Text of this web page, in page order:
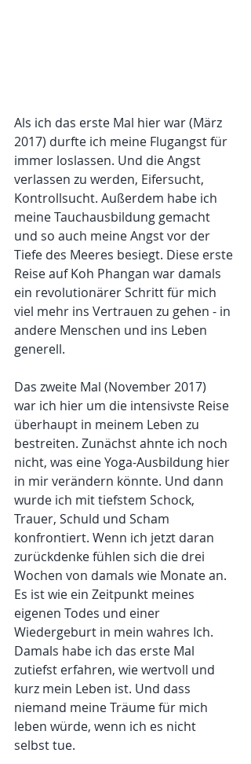
Als ich das erste Mal hier war (März
2017) durfte ich meine Flugangst für
immer loslassen. Und die Angst
verlassen zu werden, Eifersucht,
Kontrollsucht. Außerdem habe ich
meine Tauchausbildung gemacht
und so auch meine Angst vor der
Tiefe des Meeres besiegt. Diese erste
Reise auf Koh Phangan war damals
ein revolutionärer Schritt für mich
viel mehr ins Vertrauen zu gehen - in
andere Menschen und ins Leben
generell.
Das zweite Mal (November 2017)
war ich hier um die intensivste Reise
überhaupt in meinem Leben zu
bestreiten. Zunächst ahnte ich noch
nicht, was eine Yoga-Ausbildung hier
in mir verändern könnte. Und dann
wurde ich mit tiefstem Schock,
Trauer, Schuld und Scham
konfrontiert. Wenn ich jetzt daran
zurückdenke fühlen sich die drei
Wochen von damals wie Monate an.
Es ist wie ein Zeitpunkt meines
eigenen Todes und einer
Wiedergeburt in mein wahres Ich.
Damals habe ich das erste Mal
zutiefst erfahren, wie wertvoll und
kurz mein Leben ist. Und dass
niemand meine Träume für mich
leben würde, wenn ich es nicht
selbst tue.